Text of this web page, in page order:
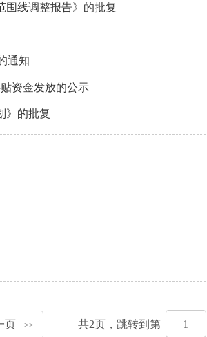
围线调整报告》的批复
通知
资金发放的公示
》的批复
页 >> 共2页，跳转到第